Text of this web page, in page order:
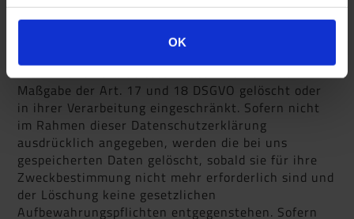
OK
Die von uns verarbeiteten Daten werden nach
Maßgabe der Art. 17 und 18 DSGVO gelöscht oder
in ihrer Verarbeitung eingeschränkt. Sofern nicht
im Rahmen dieser Datenschutzerklärung
ausdrücklich angegeben, werden die bei uns
gespeicherten Daten gelöscht, sobald sie für ihre
Zweckbestimmung nicht mehr erforderlich sind und
der Löschung keine gesetzlichen
Aufbewahrungspflichten entgegenstehen. Sofern